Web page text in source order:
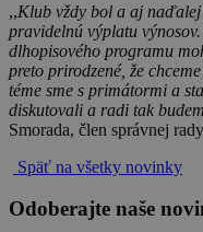
,,Klub vždy bol a aj
pravidelnú výplatu
dlhopisového programu
preto prirodzené, že
téme sme s primátormi a
diskutovali a radi tak
Smorada, člen správnej
Späť na všetky novinky
Odoberajte naše